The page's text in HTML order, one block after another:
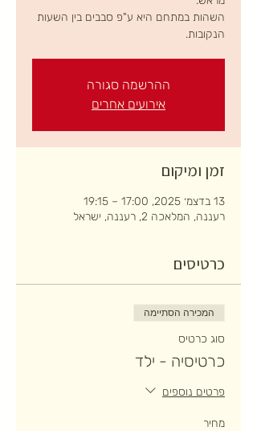
השהות במתחם היא ע"פ סבבים בין השעות
הנקובות.
ההרשמה סגורה
אירועים אחרים
זמן ומיקום
13 בדצמ׳ 2025, 17:00 – 19:15
רעננה, המלאכה 2, רעננה, ישראל
כרטיסים
המכירה הסתיימה
סוג כרטיס
כרטיסיה - ילד
פרטים נוספים
מחיר